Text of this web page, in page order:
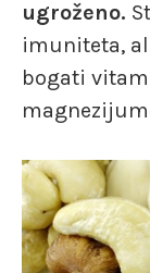
ugroženo.
imuniteta,
bogati